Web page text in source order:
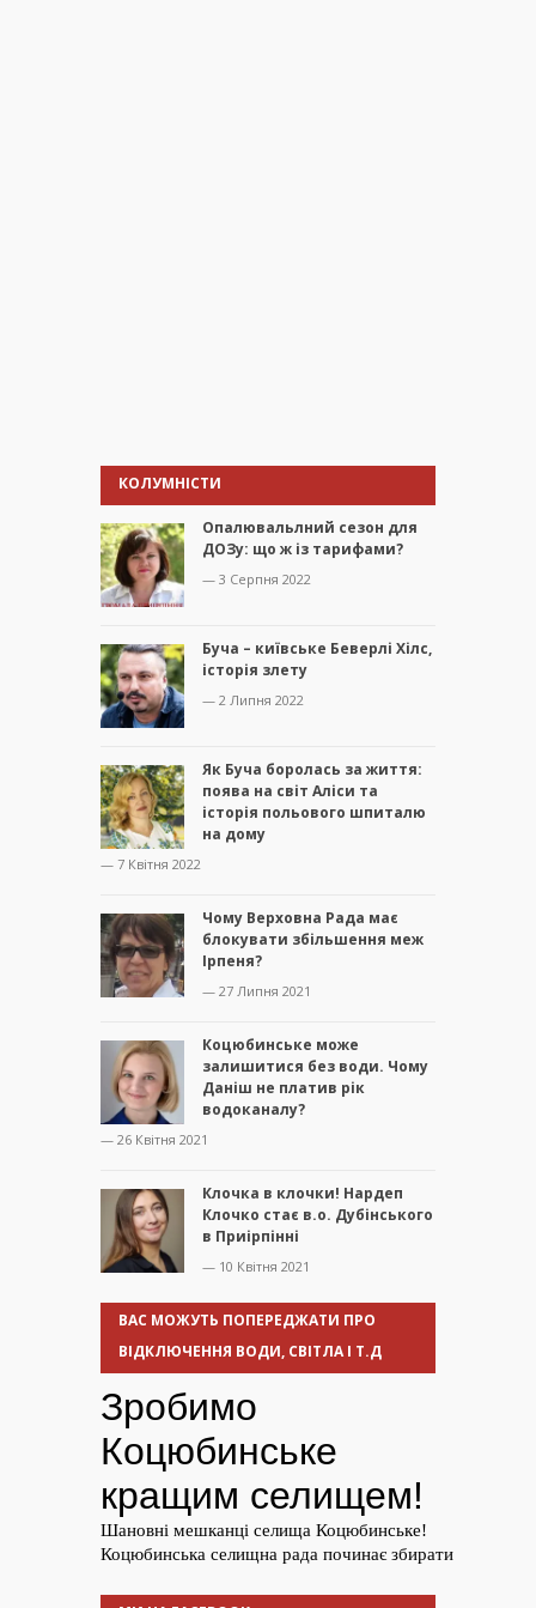
КОЛУМНІСТИ
Опалювальлний сезон для
ДОЗу: що ж із тарифами?
— 3 Серпня 2022
Буча – київське Беверлі Хілс,
історія злету
— 2 Липня 2022
Як Буча боролась за життя:
поява на світ Аліси та
історія польового шпиталю
на дому
— 7 Квітня 2022
Чому Верховна Рада має
блокувати збільшення меж
Ірпеня?
— 27 Липня 2021
Коцюбинське може
залишитися без води. Чому
Даніш не платив рік
водоканалу?
— 26 Квітня 2021
Клочка в клочки! Нардеп
Клочко стає в.о. Дубінського
в Приірпінні
— 10 Квітня 2021
ВАС МОЖУТЬ ПОПЕРЕДЖАТИ ПРО
ВІДКЛЮЧЕННЯ ВОДИ, СВІТЛА І Т.Д